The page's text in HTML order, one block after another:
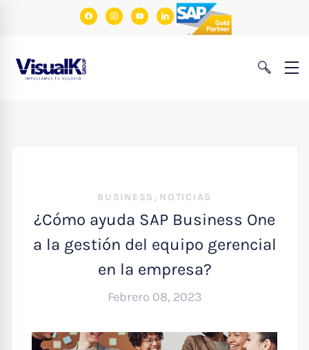
facebookinstagram
youtubelinkedin
BUSINESS , NOTICIAS
¿Cómo ayuda SAP Business One
a la gestión del equipo gerencial
en la empresa?
Febrero 08, 2023